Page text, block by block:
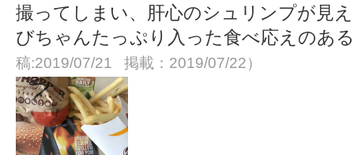
撮ってしまい、肝心のシュリンプが見
びちゃんたっぷり入った食べ応えのあ
稿:2019/07/21 掲載：2019/07/22）